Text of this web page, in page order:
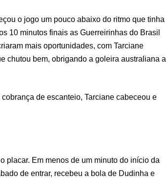
o jogo um pouco abaixo do ritmo que tinha
10 minutos finais as Guerreirinhas do Brasil
mais oportunidades, com Tarciane
chutou bem, obrigando a goleira australiana a
de escanteio, Tarciane cabeceou e
placar. Em menos de um minuto do início da
de entrar, recebeu a bola de Dudinha e